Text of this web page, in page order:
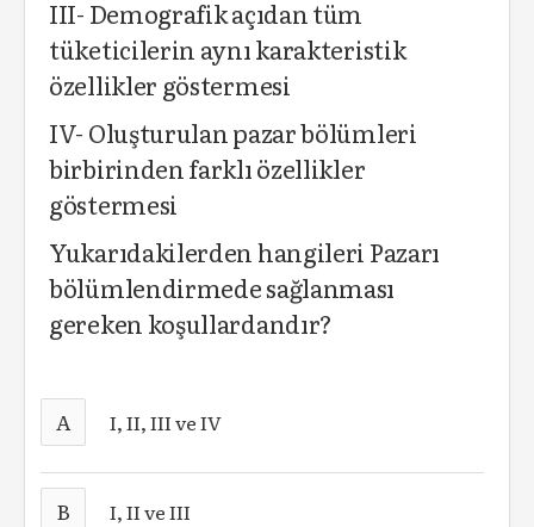
III- Demografik açıdan tüm
tüketicilerin aynı karakteristik
özellikler göstermesi
IV- Oluşturulan pazar bölümleri
birbirinden farklı özellikler
göstermesi
Yukarıdakilerden hangileri Pazarı
bölümlendirmede sağlanması
gereken koşullardandır?
A I, II, III ve IV
B I, II ve III